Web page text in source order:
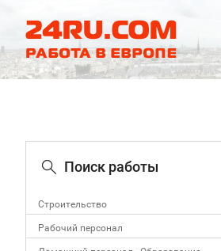
Поиск работы
Строительство
Рабочий персонал